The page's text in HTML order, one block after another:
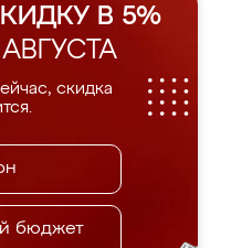
В 5%
скидка
бюджет